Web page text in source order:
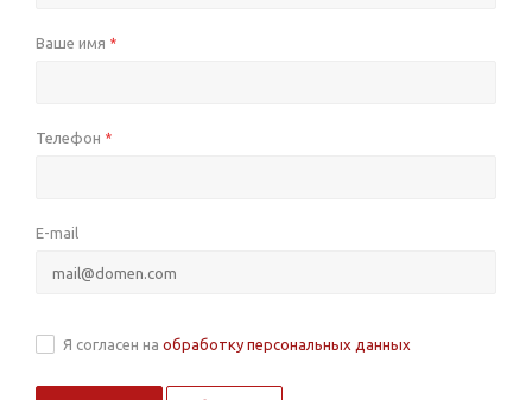
Ваше имя *
Телефон *
E-mail
Я согласен на обработку персональных данных